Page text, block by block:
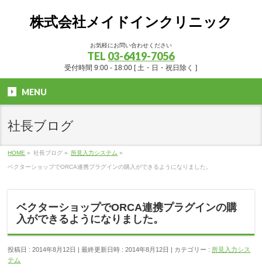
株式会社メイドインクリニック
お気軽にお問い合わせください
TEL 03-6419-7056
受付時間 9:00 - 18:00 [ 土・日・祝日除く ]
MENU
社長ブログ
HOME » 社長ブログ » 所見入力システム »
ベクターショップでORCA連携プラグインの購入ができるようになりました。
ベクターショップでORCA連携プラグインの購
入ができるようになりました。
投稿日 : 2014年8月12日 最終更新日時 : 2014年8月12日 カテゴリー : 所見入力シス
テム